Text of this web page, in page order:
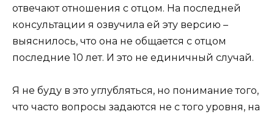
отвечают отношения с отцом. На последней
консультации я озвучила ей эту версию –
выяснилось, что она не общается с отцом
последние 10 лет. И это не единичный случай.
Я не буду в это углубляться, но понимание того,
что часто вопросы задаются не с того уровня, на